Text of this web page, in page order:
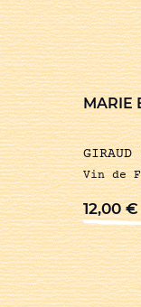
MARIE
Vin de
12,00€